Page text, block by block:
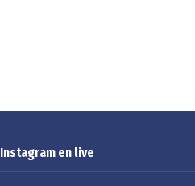
Instagram en live